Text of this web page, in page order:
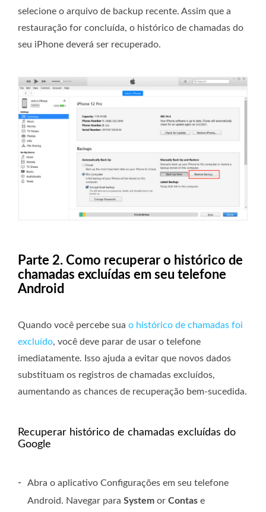
selecione o arquivo de backup recente. Assim que a
restauração for concluída, o histórico de chamadas do
seu iPhone deverá ser recuperado.
Parte 2. Como recuperar o histórico de
chamadas excluídas em seu telefone
Android
Quando você percebe sua o histórico de chamadas foi
excluído, você deve parar de usar o telefone
imediatamente. Isso ajuda a evitar que novos dados
substituam os registros de chamadas excluídos,
aumentando as chances de recuperação bem-sucedida.
Recuperar histórico de chamadas excluídas do
Google
-
Abra o aplicativo Configurações em seu telefone
Android. Navegar para System or Contas e